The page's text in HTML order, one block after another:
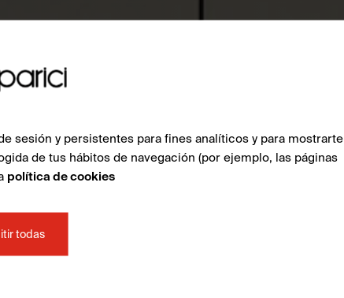
sesión y persistentes para fines analíticos y para mostrarte
de tus hábitos de navegación (por ejemplo, las páginas
política de cookies
todas